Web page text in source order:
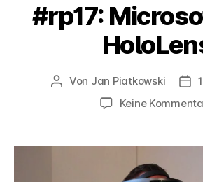
#rp17:
Beitragsautor
Von Jan Piatkowski
Keine